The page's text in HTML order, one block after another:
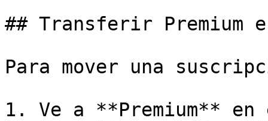
## Transferir Premium
Para mover una
1. Ve a **Premium**